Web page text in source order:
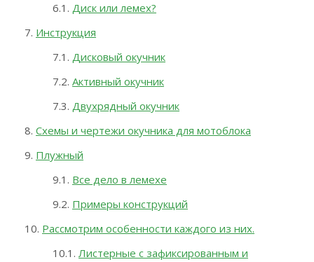
Диск или лемех?
Инструкция
Дисковый окучник
Активный окучник
Двухрядный окучник
Схемы и чертежи окучника для мотоблока
Плужный
Все дело в лемехе
Примеры конструкций
Рассмотрим особенности каждого из них.
Листерные с зафиксированным и